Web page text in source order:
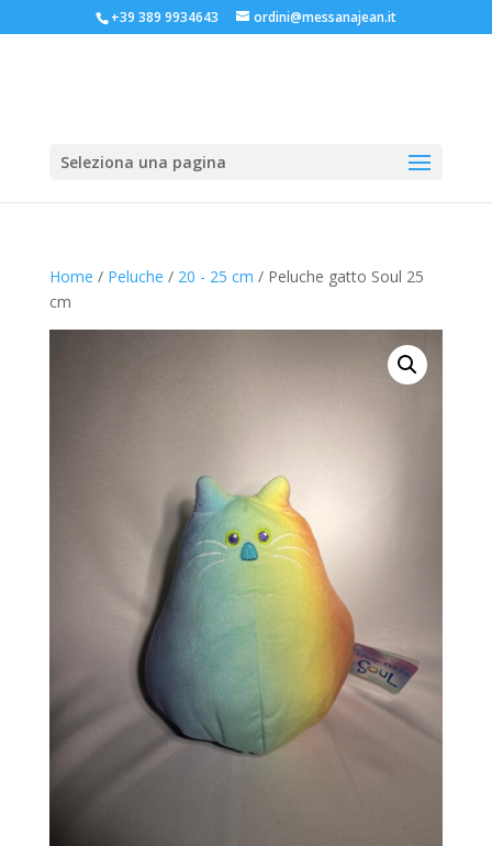
+39 389 9934643 ordini@messanajean.it
Seleziona una pagina
Home / Peluche / 20 - 25 cm / Peluche gatto Soul 25
cm